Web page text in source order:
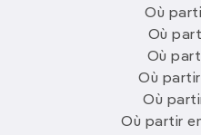
Où
Où
Où
Où
Où
Où partir